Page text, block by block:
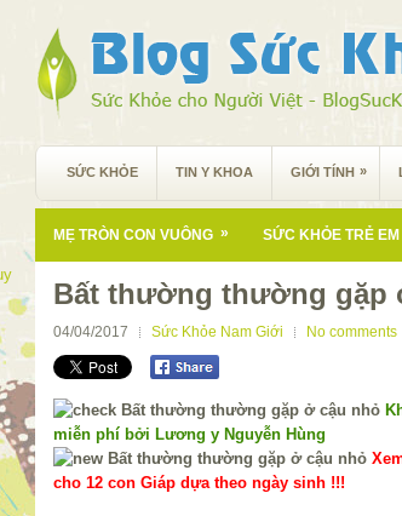
SỨC KHỎE TIN Y KHOA GIỚI TÍNH »
MẸ TRÒN CON VUÔNG » SỨC KHỎE TRẺ EM
Bất thường thường gặp
04/04/2017 Sức Khỏe Nam Giới No comments
miễn phí bởi Lương y Nguyễn Hùng
cho 12 con Giáp dựa theo ngày sinh !!!